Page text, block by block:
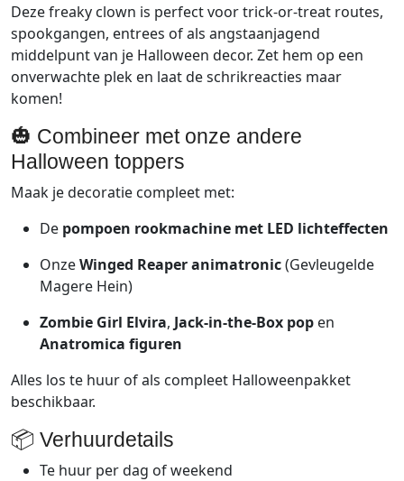
Dezefreaky clown is perfectvoortrick-or-treat routes,
spookgangen, entrees ofals angstaanjagend
middelpuntvan je Halloween decor. Zet hem op een
onverwachte plek en laatdeschrikreacties maar
komen!
🎃 Combineer met onze andere
Halloween toppers
Maak jedecoratie compleet met:
De pompoen rookmachine met LED lichteffecten
OnzeWinged Reaperanimatronic(Gevleugelde
Magere Hein)
Zombie Girl Elvira, Jack-in-the-Box pop en
Anatromica figuren
Alles los te huur ofals compleet Halloweenpakket
beschikbaar.
📦 Verhuurdetails
Te huur perdag ofweekend